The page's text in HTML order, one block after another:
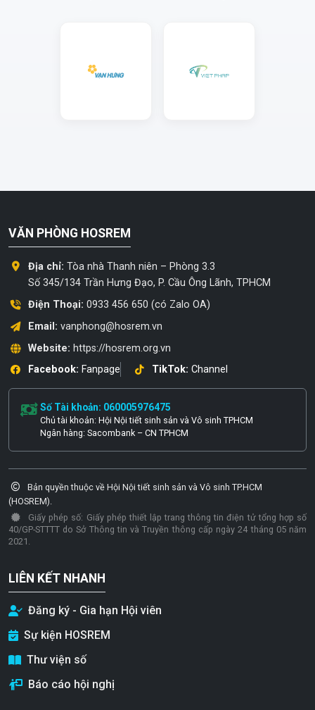
VĂN PHÒNG HOSREM
Địa chỉ: Tòa nhà Thanh niên – Phòng 3.3
Số 345/134 Trần Hưng Đạo, P. Cầu Ông Lãnh, TPHCM
Điện Thoại: 0933 456 650 (có Zalo OA)
Email: vanphong@hosrem.vn
Website: https://hosrem.org.vn
Facebook: Fanpage TikTok: Channel
Số Tài khoản: 060005976475
Chủ tài khoản: Hội Nội tiết sinh sản và Vô sinh TPHCM
Ngân hàng: Sacombank – CN TPHCM
Bản quyền thuộc về Hội Nội tiết sinh sản và Vô sinh TP.HCM
(HOSREM).
Giấy phép số: Giấy phép thiết lập trang thông tin điện tử tổng hợp số
40/GP-STTTT do Sở Thông tin và Truyền thông cấp ngày 24 tháng 05 năm
2021.
LIÊN KẾT NHANH
Đăng ký - Gia hạn Hội viên
Sự kiện HOSREM
Thư viện số
Báo cáo hội nghị